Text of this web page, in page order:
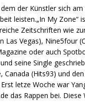
der Künstler sich
leisten.„In My Zone“
Zeitschriften wie
Las Vegas), Nine5four
oder auch
seine Single
Canada (Hits93) und
letze Woche war
das Rappen bei.